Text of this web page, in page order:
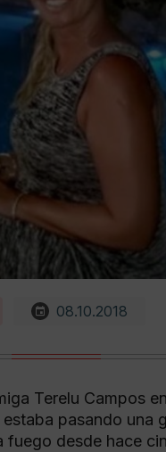
08.10.2018
Terelu Campos
pasando una
desde hace